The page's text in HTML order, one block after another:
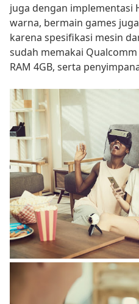
juga dengan implementasi
warna, bermain games
karena spesifikasi mesin
sudah memakai
RAM 4GB, serta